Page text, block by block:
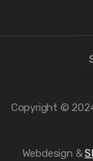
Copyright © 2024
Webdesign &